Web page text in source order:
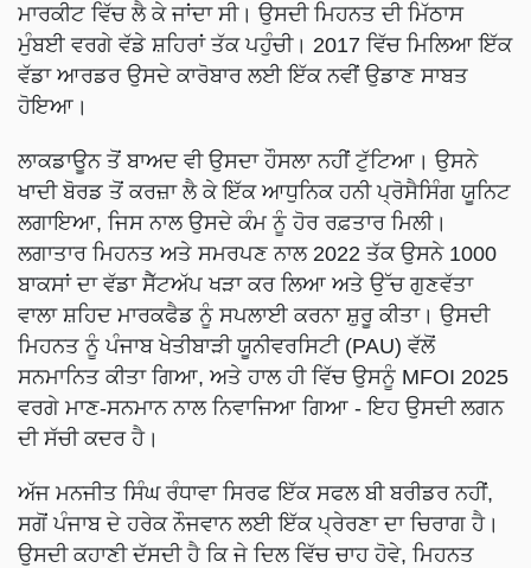
ਮਾਰਕੀਟ ਵਿੱਚ ਲੈ ਕੇ ਜਾਂਦਾ ਸੀ। ਉਸਦੀ ਮਿਹਨਤ ਦੀ ਮਿੱਠਾਸ
ਮੁੰਬਈ ਵਰਗੇ ਵੱਡੇ ਸ਼ਹਿਰਾਂ ਤੱਕ ਪਹੁੰਚੀ। 2017 ਵਿੱਚ ਮਿਲਿਆ ਇੱਕ
ਵੱਡਾ ਆਰਡਰ ਉਸਦੇ ਕਾਰੋਬਾਰ ਲਈ ਇੱਕ ਨਵੀਂ ਉਡਾਣ ਸਾਬਤ
ਹੋਇਆ।
ਲਾਕਡਾਊਨ ਤੋਂ ਬਾਅਦ ਵੀ ਉਸਦਾ ਹੌਸਲਾ ਨਹੀਂ ਟੁੱਟਿਆ। ਉਸਨੇ
ਖਾਦੀ ਬੋਰਡ ਤੋਂ ਕਰਜ਼ਾ ਲੈ ਕੇ ਇੱਕ ਆਧੁਨਿਕ ਹਨੀ ਪ੍ਰੋਸੈਸਿੰਗ ਯੂਨਿਟ
ਲਗਾਇਆ, ਜਿਸ ਨਾਲ ਉਸਦੇ ਕੰਮ ਨੂੰ ਹੋਰ ਰਫ਼ਤਾਰ ਮਿਲੀ।
ਲਗਾਤਾਰ ਮਿਹਨਤ ਅਤੇ ਸਮਰਪਣ ਨਾਲ 2022 ਤੱਕ ਉਸਨੇ 1000
ਬਾਕਸਾਂ ਦਾ ਵੱਡਾ ਸੈੱਟਅੱਪ ਖੜਾ ਕਰ ਲਿਆ ਅਤੇ ਉੱਚ ਗੁਣਵੱਤਾ
ਵਾਲਾ ਸ਼ਹਿਦ ਮਾਰਕਫੈਡ ਨੂੰ ਸਪਲਾਈ ਕਰਨਾ ਸ਼ੁਰੂ ਕੀਤਾ। ਉਸਦੀ
ਮਿਹਨਤ ਨੂੰ ਪੰਜਾਬ ਖੇਤੀਬਾੜੀ ਯੂਨੀਵਰਸਿਟੀ (PAU) ਵੱਲੋਂ
ਸਨਮਾਨਿਤ ਕੀਤਾ ਗਿਆ, ਅਤੇ ਹਾਲ ਹੀ ਵਿੱਚ ਉਸਨੂੰ MFOI 2025
ਵਰਗੇ ਮਾਣ-ਸਨਮਾਨ ਨਾਲ ਨਿਵਾਜਿਆ ਗਿਆ - ਇਹ ਉਸਦੀ ਲਗਨ
ਦੀ ਸੱਚੀ ਕਦਰ ਹੈ।
ਅੱਜ ਮਨਜੀਤ ਸਿੰਘ ਰੰਧਾਵਾ ਸਿਰਫ ਇੱਕ ਸਫਲ ਬੀ ਬਰੀਡਰ ਨਹੀਂ,
ਸਗੋਂ ਪੰਜਾਬ ਦੇ ਹਰੇਕ ਨੌਜਵਾਨ ਲਈ ਇੱਕ ਪ੍ਰੇਰਣਾ ਦਾ ਚਿਰਾਗ ਹੈ।
ਉਸਦੀ ਕਹਾਣੀ ਦੱਸਦੀ ਹੈ ਕਿ ਜੇ ਦਿਲ ਵਿੱਚ ਚਾਹ ਹੋਵੇ, ਮਿਹਨਤ